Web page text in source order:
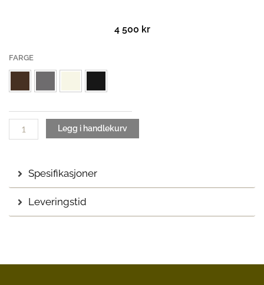
4 500 kr
FARGE
Emma
puff
Legg i handlekurv
Spesifikasjoner
Leveringstid